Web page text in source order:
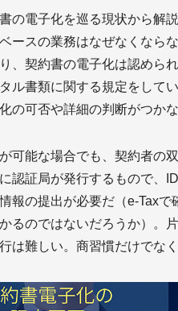
の電子化を巡る現状から解
ベースの業務はなぜなくなら
、契約書の電子化は認めら
ル書類に関する規定をして
の可否や詳細の判断がつか
可能な場合でも、契約者の
認証局が発行するもので、
報の提出が必要だ（e-Tax
るのではないだろうか）。
は難しい。商習慣だけでな